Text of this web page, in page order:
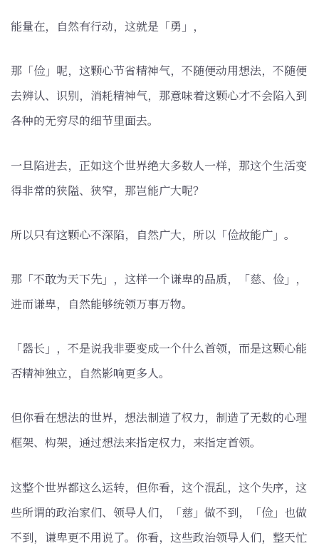
能量在，自然有行动，这就是「勇」，
那「俭」呢，这颗心节省精神气，不随便动用想法，不随便
去辨认、识别，消耗精神气，那意味着这颗心才不会陷入到
各种的无穷尽的细节里面去。
一旦陷进去，正如这个世界绝大多数人一样，那这个生活变
得非常的狭隘、狭窄，那岂能广大呢？
所以只有这颗心不深陷，自然广大，所以「俭故能广」。
那「不敢为天下先」，这样一个谦卑的品质，「慈、俭」，
进而谦卑，自然能够统领万事万物。
「器长」，不是说我非要变成一个什么首领，而是这颗心能
否精神独立，自然影响更多人。
但你看在想法的世界，想法制造了权力，制造了无数的心理
框架、构架，通过想法来指定权力，来指定首领。
这整个世界都这么运转，但你看，这个混乱，这个失序，这
些所谓的政治家们、领导人们，「慈」做不到，「俭」也做
不到，谦卑更不用说了。你看，这些政治领导人们，整天忙